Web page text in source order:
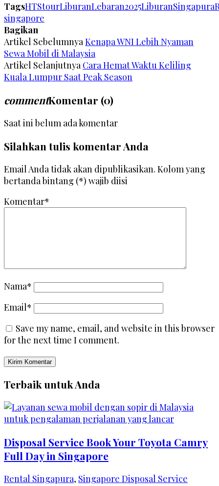
TagsHTStourLiburanLebaran2025LiburanSingapura
singapore
Bagikan
Artikel SebelumnyaKenapa WNI Lebih Nyaman
Sewa Mobil di Malaysia
Artikel Selanjutnya Cara Hemat Waktu Keliling
Kuala Lumpur Saat Peak Season
commentKomentar (0)
Saat ini belum ada komentar
Silahkan tulis komentar Anda
Email Anda tidak akan dipublikasikan. Kolom yang
bertanda bintang (*) wajib diisi
Komentar*
Nama*
Email*
Save my name, email, and website in this browser
for the next time I comment.
Terbaik untuk Anda
Disposal Service Book Your Toyota Camry
Full Day in Singapore
Rental Singapura, Singapore Disposal Service